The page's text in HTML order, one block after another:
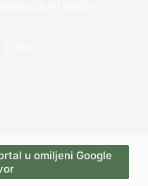
u omiljeni Google